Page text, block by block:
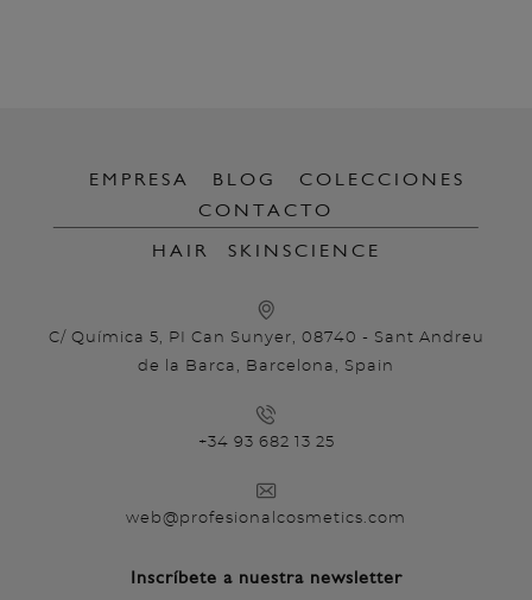
EMPRESA BLOG
COLECCIONES
CONTACTO
HAIR SKINSCIENCE
C/ Química 5, PI Can Sunyer, 08740 - Sant Andreu
de la Barca, Barcelona, Spain
+34 93 682 13 25
web@profesionalcosmetics.com
Inscríbete a nuestra newsletter